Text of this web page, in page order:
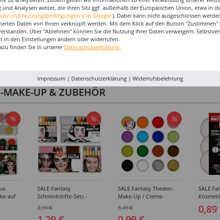
MAKE-UP & ZUBEHÖR
%
auf
%
SALE Fantasy
Schminkstifte-Sets -
Ausführungen
2,99 €
%
SALE Fantasy Theater-
Make-Up / Creme-
25g - Verschiedene
3,49 €
SALE
0,89
und Analysen weiter, die ihren Sitz ggf. außerhalb der Europäischen Union, etwa in
und Nutzungsbedingungen von Google ). Dabei kann nicht ausgeschlossen
Daten von Ihnen verknüpft werden. Mit dem Klick auf den Button "Zustimmen"
Über "Ablehnen" können Sie die Nutzung Ihrer Daten verweigern.
in den Einstellungen ändern oder widerrufen.
finden Sie in unserer Datenschutzerklärung.
Impressum| Datenschutzerklärung| Widerrufsbelehrung